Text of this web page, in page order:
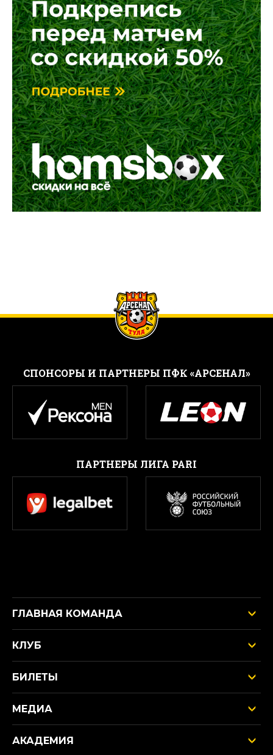
CПОНСОРЫ И ПАРТНЕРЫ ПФК «АРСЕНАЛ»
ПАРТНЕРЫ ЛИГА PARI
ГЛАВНАЯ КОМАНДА
КЛУБ
БИЛЕТЫ
МЕДИА
АКАДЕМИЯ